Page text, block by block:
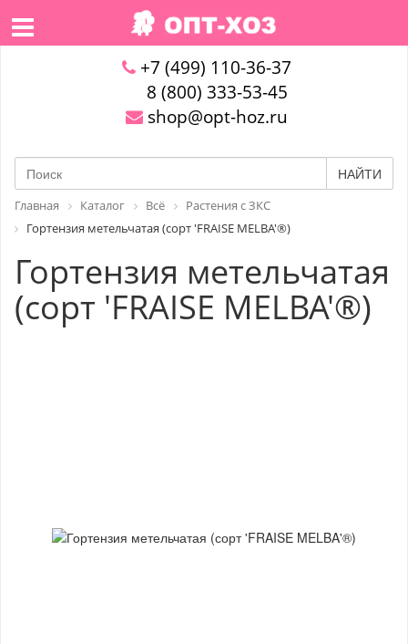
+7 (499) 110-36-37
8 (800) 333-53-45
shop@opt-hoz.ru
НАЙТИ
Главная Каталог Всё
Растения с ЗКС
Гортензия метельчатая (сорт 'FRAISE MELBA'®)
Гортензия метельчатая
(сорт 'FRAISE MELBA'®)